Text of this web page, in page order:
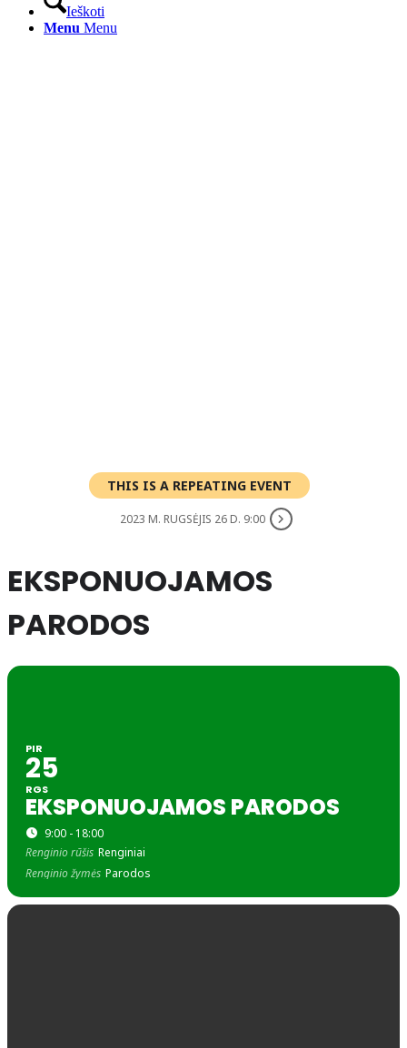
Ieškoti
Menu Menu
THIS IS A REPEATING EVENT
2023 M. RUGSĖJIS 26 D. 9:00
EKSPONUOJAMOS
PARODOS
PIR
25
RGS
EKSPONUOJAMOS PARODOS
9:00 - 18:00
Renginio rūšis Renginiai
Renginio žymės Parodos